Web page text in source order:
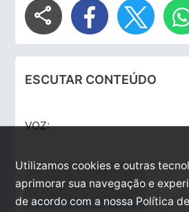
share
ESCUTAR CONTEÚDO
VOZ:
Utilizamos cookies e outras
aprimorar sua navegação e
de acordo com a nossa Política